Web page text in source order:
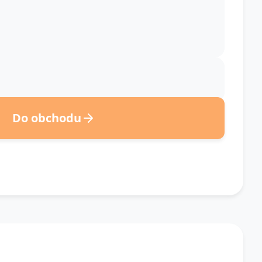
Do obchodu